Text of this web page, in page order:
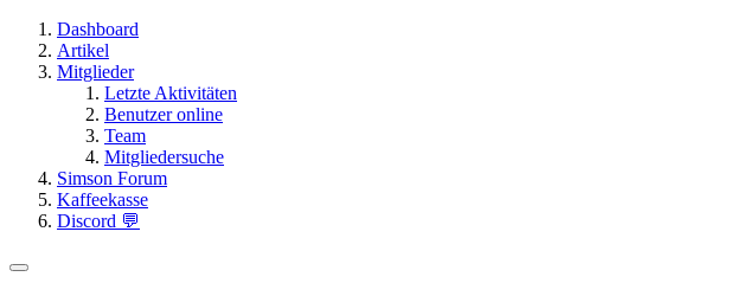
Dashboard
Artikel
Mitglieder
Letzte Aktivitäten
Benutzer online
Team
Mitgliedersuche
Simson Forum
Kaffeekasse
Discord 💬